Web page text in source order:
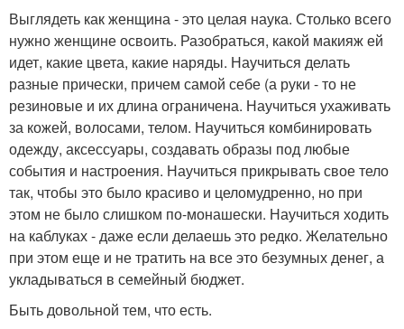
Выглядеть как женщина - это целая наука. Столько всего
нужно женщине освоить. Разобраться, какой макияж ей
идет, какие цвета, какие наряды. Научиться делать
разные прически, причем самой себе (а руки - то не
резиновые и их длина ограничена. Научиться ухаживать
за кожей, волосами, телом. Научиться комбинировать
одежду, аксессуары, создавать образы под любые
события и настроения. Научиться прикрывать свое тело
так, чтобы это было красиво и целомудренно, но при
этом не было слишком по-монашески. Научиться ходить
на каблуках - даже если делаешь это редко. Желательно
при этом еще и не тратить на все это безумных денег, а
укладываться в семейный бюджет.
Быть довольной тем, что есть.